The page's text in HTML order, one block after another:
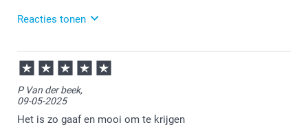
Reacties tonen
16-12-2025
13:16
Heel veel plezier ervan!
P Van der beek,
09-05-2025
Het is zo gaaf en mooi om te krijgen